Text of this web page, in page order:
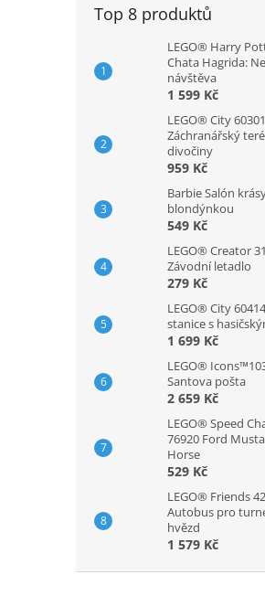
Top 8 produktů
LEGO® Harry
Chata Hagrida:
návštěva
1 599 Kč
LEGO® City 60301
Záchranářský
divočiny
959 Kč
Barbie Salón
blondýnkou
549 Kč
LEGO® Creator
Závodní letadlo
279 Kč
LEGO® City
stanice s
1 699 Kč
LEGO®
Santova pošta
2 659 Kč
LEGO® Speed
76920 Ford
Horse
529 Kč
LEGO® Friends
Autobus pro
hvězd
1 579 Kč